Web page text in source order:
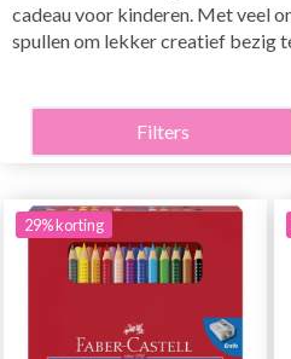
cadeau voor kinderen. Met veel
spullen om lekker creatief bezig
Filters
29% korting